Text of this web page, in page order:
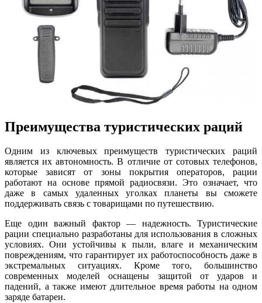
Преимущества туристических раций
Одним из ключевых преимуществ туристических раций
является их автономность. В отличие от сотовых телефонов,
которые зависят от зоны покрытия операторов, рации
работают на основе прямой радиосвязи. Это означает, что
даже в самых удаленных уголках планеты вы сможете
поддерживать связь с товарищами по путешествию.
Еще один важный фактор — надежность. Туристические
рации специально разработаны для использования в сложных
условиях. Они устойчивы к пыли, влаге и механическим
повреждениям, что гарантирует их работоспособность даже в
экстремальных ситуациях. Кроме того, большинство
современных моделей оснащены защитой от ударов и
падений, а также имеют длительное время работы на одном
заряде батареи.